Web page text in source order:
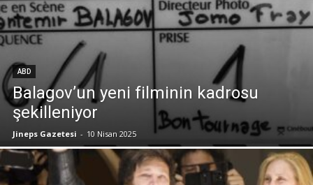
ABD
Balagov’un yeni filminin kadrosu
şekilleniyor
Jineps Gazetesi - 10 Nisan 2025